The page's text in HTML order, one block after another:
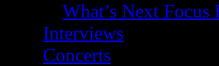
What’s Next
Interviews
Concerts